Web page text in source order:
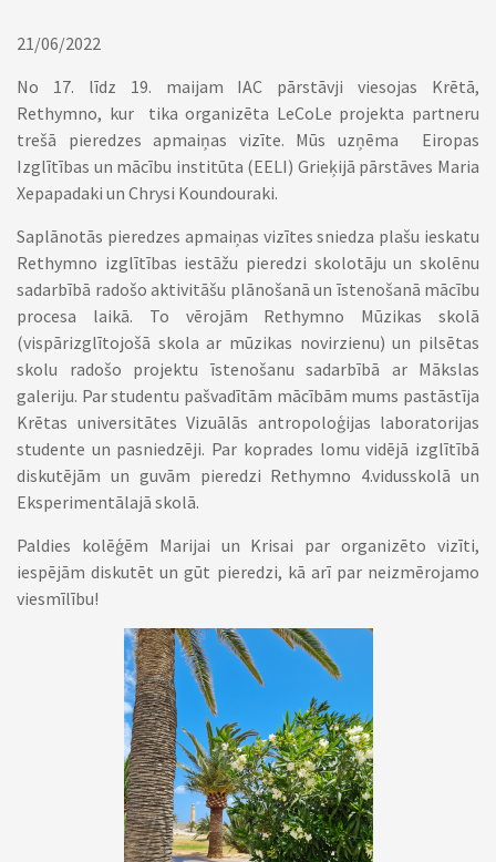
21/06/2022
No 17. līdz 19. maijam IAC pārstāvji viesojas Krētā,
Rethymno, kur tika organizēta LeCoLe projekta partneru
trešā pieredzes apmaiņas vizīte. Mūs uzņēma Eiropas
Izglītības un mācību institūta (EELI) Grieķijā pārstāves Maria
Xepapadaki un Chrysi Koundouraki.
Saplānotās pieredzes apmaiņas vizītes sniedza plašu ieskatu
Rethymno izglītības iestāžu pieredzi skolotāju un skolēnu
sadarbībā radošo aktivitāšu plānošanā un īstenošanā mācību
procesa laikā. To vērojām Rethymno Mūzikas skolā
(vispārizglītojošā skola ar mūzikas novirzienu) un pilsētas
skolu radošo projektu īstenošanu sadarbībā ar Mākslas
galeriju. Par studentu pašvadītām mācībām mums pastāstīja
Krētas universitātes Vizuālās antropoloģijas laboratorijas
studente un pasniedzēji. Par koprades lomu vidējā izglītībā
diskutējām un guvām pieredzi Rethymno 4.vidusskolā un
Eksperimentālajā skolā.
Paldies kolēģēm Marijai un Krisai par organizēto vizīti,
iespējām diskutēt un gūt pieredzi, kā arī par neizmērojamo
viesmīlību!